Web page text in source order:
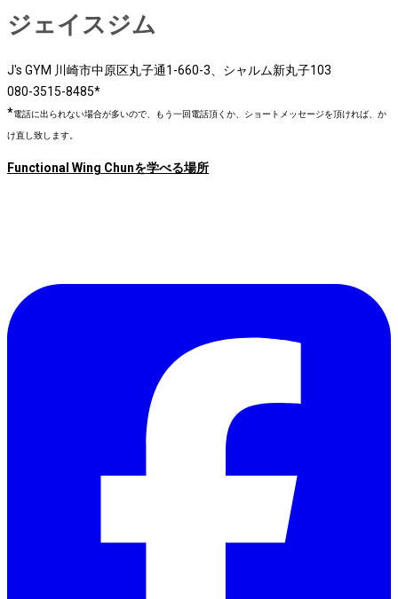
ジェイスジム
J's GYM 川崎市中原区丸子通1-660-3、シャルム新丸子103
080-3515-8485*
*電話に出られない場合が多いので、もう一回電話頂くか、ショートメッセージを頂ければ、か
け直し致します。
Functional Wing Chunを学べる場所